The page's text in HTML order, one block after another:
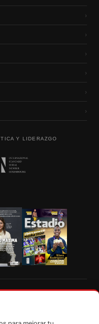
›
›
›
›
›
›
Y LIDERAZGO
de Vistazo.com.